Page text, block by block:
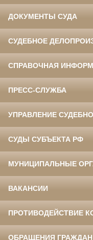
ДОКУМЕНТЫ СУДА
СУДЕБНОЕ
СПРАВОЧНАЯ
ПРЕСС-СЛУЖБА
УПРАВЛЕНИЕ
СУДЫ СУБЪЕКТА РФ
МУНИЦИПАЛЬНЫЕ
ВАКАНСИИ
ПРОТИВОДЕЙСТВИЕ
ОБРАЩЕНИЯ ГРАЖДАН